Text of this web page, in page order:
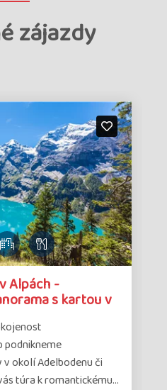
zájazdy
Alpách -
s kartou v
podnikneme
okolí Adelbodenu či
túra k romantickému…